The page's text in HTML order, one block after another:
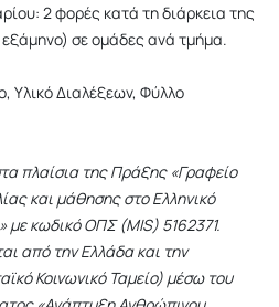
2 φορές κατά τη διάρκεια της
σε ομάδες ανά τμήμα.
Υλικό Διαλέξεων, Φύλλο
πλαίσια της Πράξης «Γραφείο
και μάθησης στο Ελληνικό
με κωδικό ΟΠΣ (MIS) 5162371.
από την Ελλάδα και την
Κοινωνικό Ταμείο) μέσω του